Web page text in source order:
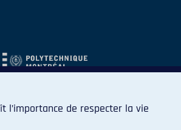
l’importance de respecter la vie